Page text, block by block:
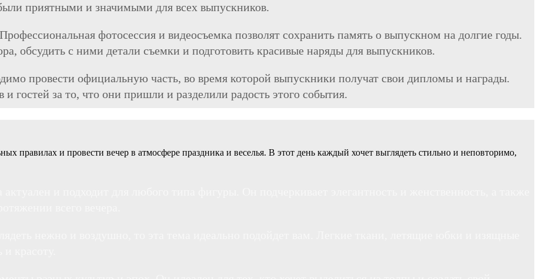
приятными и значимыми для всех выпускников.
фотосессия и видеосъемка позволят сохранить память о выпускном на долгие годы.
обсудить с ними детали съемки и подготовить красивые наряды для выпускников.
провести официальную часть, во время которой выпускники получат свои дипломы и награды.
гостей за то, что они пришли и разделили радость этого события.
правилах и провести вечер в атмосфере праздника и веселья. В этот день каждый хочет выглядеть стильно и неповторимо,